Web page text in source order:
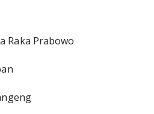
Raka Prabowo